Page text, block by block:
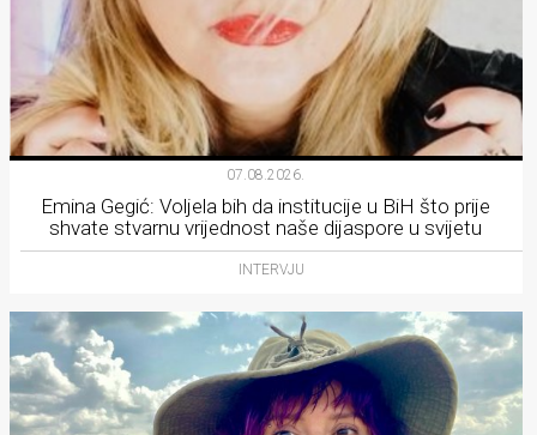
07.08.2026.
Emina Gegić: Voljela bih da institucije u BiH što prije
shvate stvarnu vrijednost naše dijaspore u svijetu
INTERVJU